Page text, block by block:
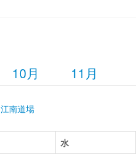
10月 11月
江南道場
水